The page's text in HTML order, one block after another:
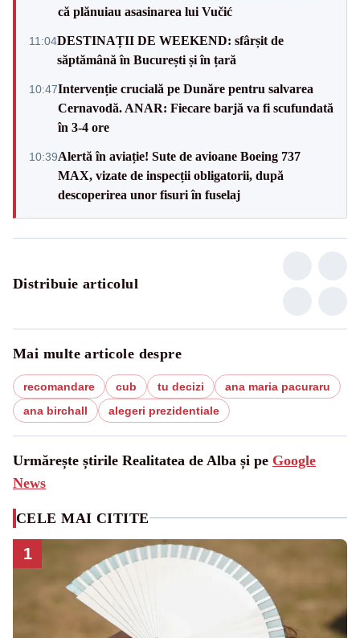
că plănuiau asasinarea lui Vučić
11:04DESTINAȚII DE WEEKEND: sfârșit de
săptămână în București și în țară
10:47Intervenție crucială pe Dunăre pentru salvarea
Cernavodă. ANAR: Fiecare barjă va fi scufundată
în 3-4 ore
10:39Alertă în aviație! Sute de avioane Boeing 737
MAX, vizate de inspecții obligatorii, după
descoperirea unor fisuri în fuselaj
Distribuie articolul
Mai multe articole despre
recomandare cub tu decizi
ana maria pacuraru
ana birchall
alegeri prezidentiale
Urmărește știrile Realitatea de Alba și pe Google
News
CELE MAI CITITE
1